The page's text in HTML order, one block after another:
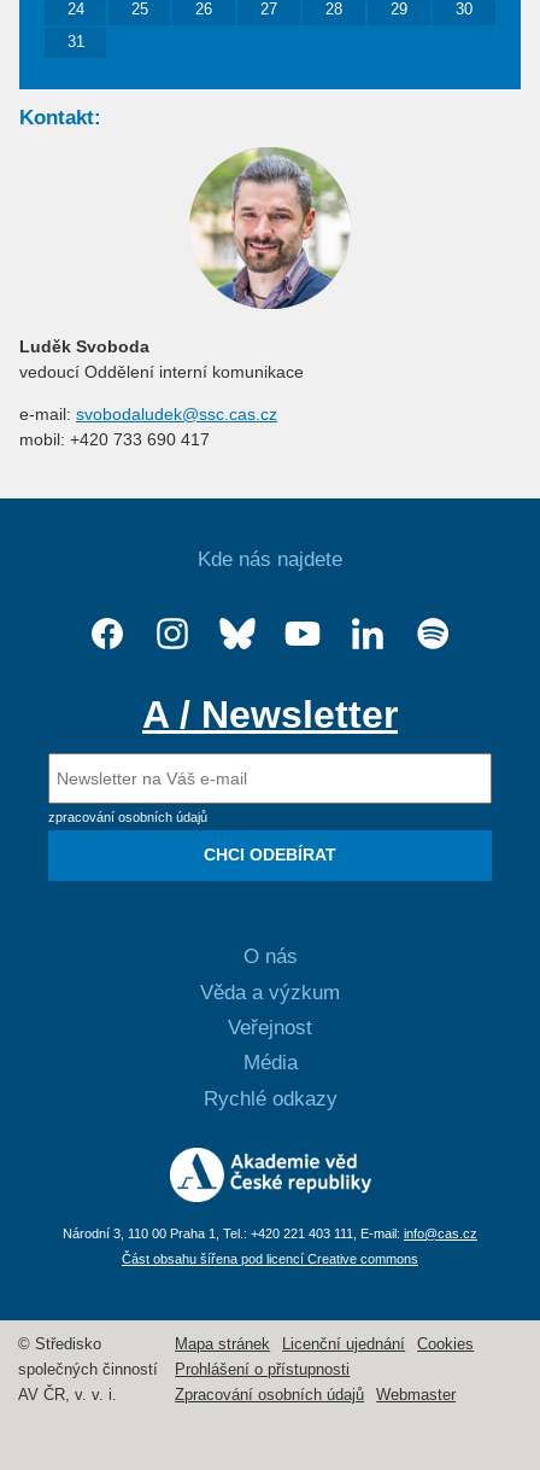
24
25 26 27 28 29
30
31
Kontakt:
Luděk Svoboda
vedoucí Oddělení interní komunikace
e-mail: svobodaludek@ssc.cas.cz
mobil: +420 733 690 417
Kde nás najdete
A / Newsletter
zpracování osobních údajů
CHCI ODEBÍRAT
O nás
Věda a výzkum
Veřejnost
Média
Rychlé odkazy
Národní 3, 110 00 Praha 1, Tel.: +420 221 403 111, E-mail: info@cas.cz
Část obsahu šířena pod licencí Creative commons
© Středisko
společných činností
AV ČR, v. v. i.
Mapa stránek Licenční ujednání
Cookies
Prohlášení o přístupnosti
Zpracování osobních údajů
Webmaster